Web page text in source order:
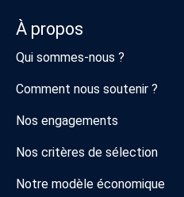
À propos
Qui sommes-nous ?
Comment nous soutenir ?
Nos engagements
Nos critères de sélection
Notre modèle économique